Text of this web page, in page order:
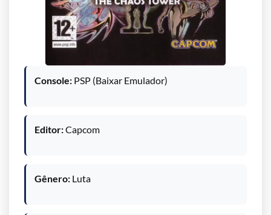
Console: PSP (Baixar Emulador)
Editor:Capcom
Gênero: Luta